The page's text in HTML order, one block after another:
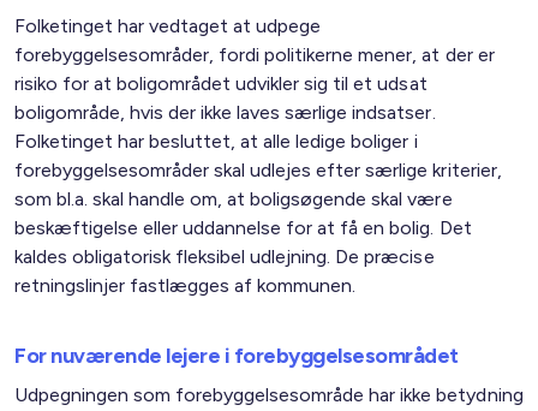
Folketinget har vedtaget at udpege
forebyggelsesområder, fordi politikerne mener, at der er
risiko for at boligområdet udvikler sig til et udsat
boligområde, hvis der ikke laves særlige indsatser.
Folketinget har besluttet, at alle ledige boliger i
forebyggelsesområder skal udlejes efter særlige kriterier,
som bl.a. skal handle om, at boligsøgende skal være
beskæftigelse eller uddannelse for at få en bolig. Det
kaldes obligatorisk fleksibel udlejning. De præcise
retningslinjer fastlægges af kommunen.
For nuværende lejere i forebyggelsesområdet
Udpegningen som forebyggelsesområde har ikke betydning